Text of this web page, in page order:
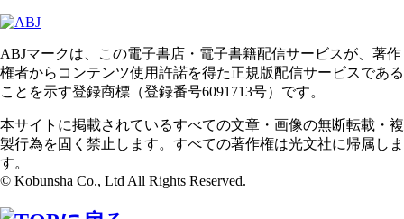
ABJマークは、この電子書店・電子書籍配信サービスが、著作
権者からコンテンツ使用許諾を得た正規版配信サービスである
ことを示す登録商標（登録番号6091713号）です。
本サイトに掲載されているすべての文章・画像の無断転載・複
製行為を固く禁止します。すべての著作権は光文社に帰属しま
す。
© Kobunsha Co., Ltd All Rights Reserved.